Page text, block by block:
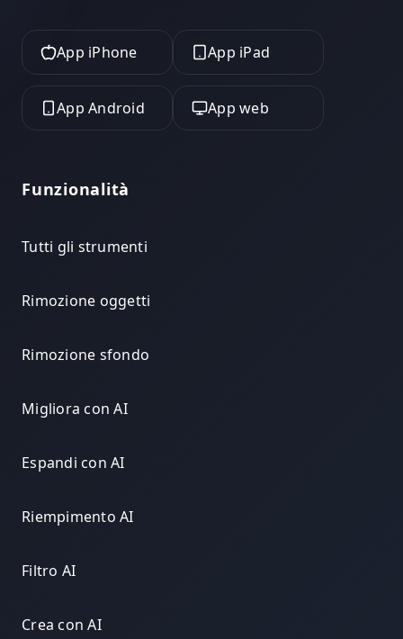
App iPhone App iPad
App Android App web
Funzionalità
Tutti gli strumenti
Rimozione oggetti
Rimozione sfondo
Migliora con AI
Espandi con AI
Riempimento AI
Filtro AI
Crea con AI